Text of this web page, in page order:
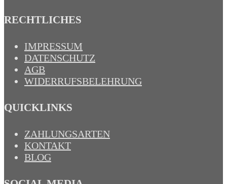
RECHTLICHES
IMPRESSUM
DATENSCHUTZ
AGB
WIDERRUFSBELEHRUNG
QUICKLINKS
ZAHLUNGSARTEN
KONTAKT
BLOG